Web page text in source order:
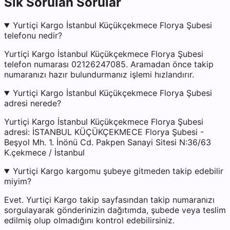
Yurtiçi Kargo İstanbul Küçükçekmece Florya Şubesi
telefonu nedir?
Yurtiçi Kargo İstanbul Küçükçekmece Florya Şubesi
telefon numarası 02126247085. Aramadan önce takip
numaranızı hazır bulundurmanız işlemi hızlandırır.
Yurtiçi Kargo İstanbul Küçükçekmece Florya Şubesi
adresi nerede?
Yurtiçi Kargo İstanbul Küçükçekmece Florya Şubesi
adresi: İSTANBUL KÜÇÜKÇEKMECE Florya Şubesi -
Beşyol Mh. 1. İnönü Cd. Pakpen Sanayi Sitesi N:36/63
K.çekmece / İstanbul
Yurtiçi Kargo kargomu şubeye gitmeden takip edebilir
miyim?
Evet. Yurtiçi Kargo takip sayfasından takip numaranızı
sorgulayarak gönderinizin dağıtımda, şubede veya teslim
edilmiş olup olmadığını kontrol edebilirsiniz.